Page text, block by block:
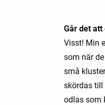
Går det
Visst! Min
som när
små
skördas till
odlas som